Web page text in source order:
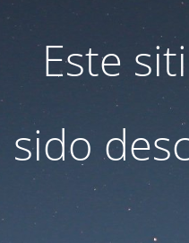
Este
sido